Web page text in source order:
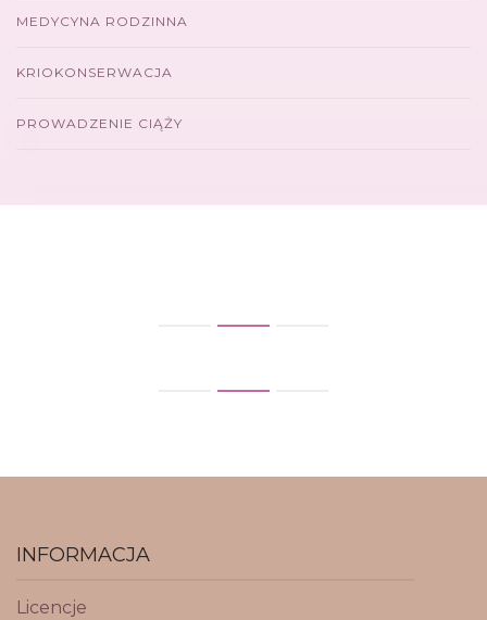
MEDYCYNA RODZINNA
KRIOKONSERWACJA
PROWADZENIE CIĄŻY
INFORMACJA
Licencje